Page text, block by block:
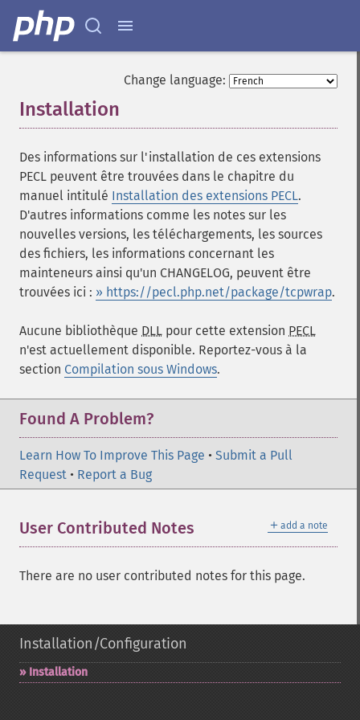
Change language:
Installation
Des informations sur l'installation de ces extensions
PECL peuvent être trouvées dans le chapitre du
manuel intitulé Installation des extensions PECL.
D'autres informations comme les notes sur les
nouvelles versions, les téléchargements, les sources
des fichiers, les informations concernant les
mainteneurs ainsi qu'un CHANGELOG, peuvent être
trouvées ici : » https://pecl.php.net/package/tcpwrap.
Aucune bibliothèque DLL pour cette extension PECL
n'est actuellement disponible. Reportez-vous à la
section Compilation sous Windows.
Found A Problem?
Learn How To Improve This Page • Submit a Pull
Request • Report a Bug
＋ add a note
User Contributed Notes
There are no user contributed notes for this page.
Installation/Configuration
Installation